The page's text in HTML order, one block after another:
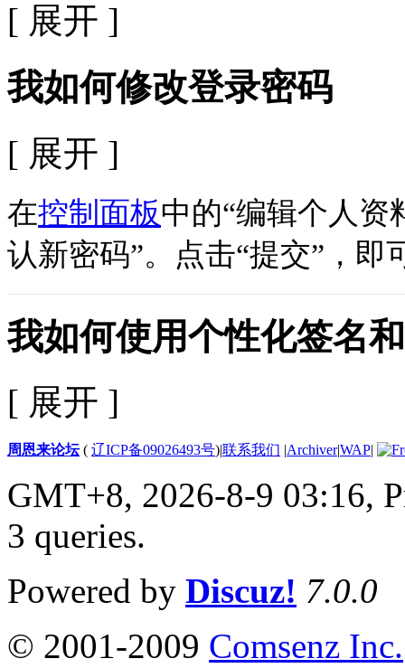
[ 展开 ]
我如何修改登录密码
[ 展开 ]
在控制面板中的“编辑个人资
认新密码”。点击“提交”，即
我如何使用个性化签名
[ 展开 ]
周恩来论坛( 辽ICP备09026493号)|联系我们 |Archiver|WAP|
GMT+8, 2026-8-9 03:16,
3 queries.
Powered by Discuz! 7.0.0
© 2001-2009 Comsenz Inc.